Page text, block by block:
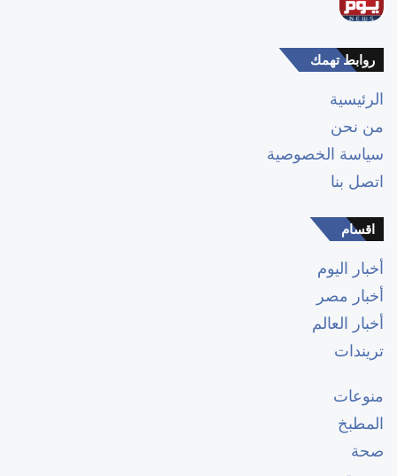
روابط تهمك
الرئيسية
من نحن
سياسة الخصوصية
اتصل بنا
اقسام
أخبار اليوم
أخبار مصر
أخبار العالم
تريندات
منوعات
المطبخ
صحة